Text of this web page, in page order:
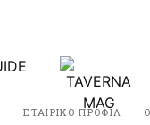
ΕΤΑΙΡΙΚΟ ΠΡΟΦΙΛ